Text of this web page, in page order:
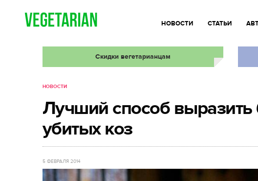
НОВОСТИ СТАТЬИ
Скидки вегетарианцам
НОВОСТИ
Лучший способ выразить
убитых коз
5 ФЕВРАЛЯ 2014